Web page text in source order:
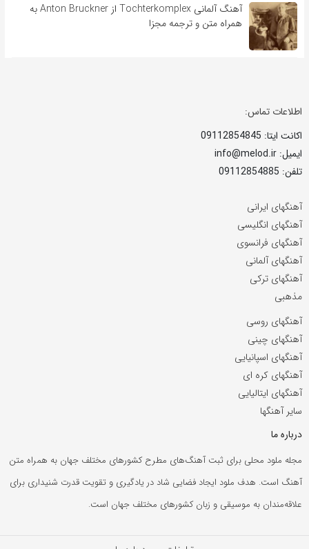
آهنگ آلمانی Tochterkomplex از Anton Bruckner به
همراه متن و ترجمه مجزا
اطلاعات تماس:
اکانت ایتا: 09112854845
ایمیل: info@melod.ir
تلفن: 09112854885
آهنگهای ایرانی
آهنگهای انگلیسی
آهنگهای فرانسوی
آهنگهای آلمانی
آهنگهای ترکی
مذهبی
آهنگهای روسی
آهنگهای چینی
آهنگهای اسپانیایی
آهنگهای کره ای
آهنگهای ایتالیایی
سایر آهنگها
درباره ما
مجله ملود محلی برای ثبت آهنگ‌های مطرح کشورهای مختلف جهان به همراه متن
آهنگ است. هدف ملود ایجاد فضایی شاد در یادگیری و تقویت قدرت شنیداری برای
علاقه‌مندان به موسیقی و زبان کشورهای مختلف جهان است.